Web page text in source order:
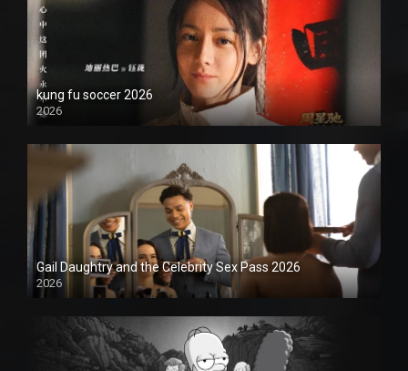
kung fu soccer 2026
2026
1080P
Gail Daughtry and the Celebrity Sex Pass 2026
2026
1080P